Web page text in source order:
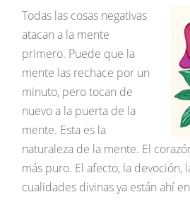
Todas las cosas negativas
atacan a la mente
primero. Puede que la
mente las rechace por un
minuto, pero tocan de
nuevo a la puerta de la
mente. Esta es la
naturaleza de la mente. El
más puro. El afecto, la devoción,
cualidades divinas ya están ahí